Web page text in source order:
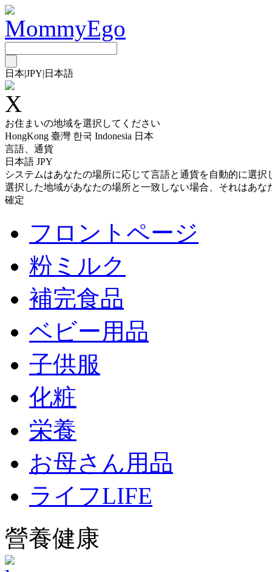
日本|JPY| 日本語
お住まいの地域を選択してください
HongKong 臺灣 한국 Indonesia 日本
言語、通貨
日本語 JPY
システムはあなたの場所に応じて言語と通貨を自動的に選
選択した地域があなたの場所と一致しない場合、それはあ
確定
フロントページ
粉ミルク
補完食品
ベビー用品
子供服
化粧
栄養
お母さん用品
ライフLIFE
營養健康